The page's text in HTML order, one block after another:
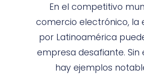
En el competitivo
comercio electrónico, la
por Latinoamérica
empresa desafiante. Sin
hay ejemplos